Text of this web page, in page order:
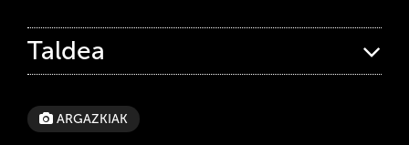
Taldea
ARGAZKIAK